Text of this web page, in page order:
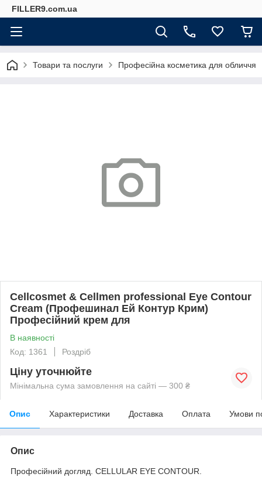
FILLER9.com.ua
Товари та послуги Професійна косметика для обличчя
Cellcosmet & Cellmen professional Eye Contour
Cream (Профешинал Ей Контур Крим)
Професійний крем для
В наявності
Код: 1361
Роздріб
Ціну уточнюйте
Мінімальна сума замовлення на сайті — 300 ₴
Опис Характеристики Доставка Оплата Умови
Опис
Професійний догляд. CELLULAR EYE CONTOUR.